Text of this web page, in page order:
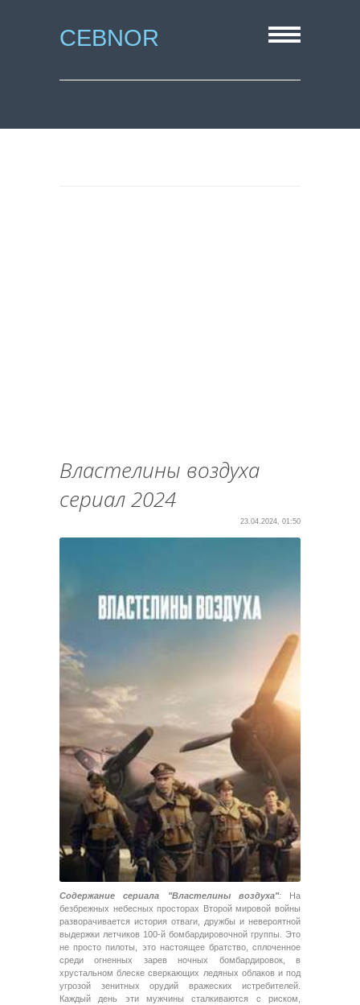
CEBNOR
Властелины воздуха
сериал 2024
23.04.2024, 01:50
Содержание сериала "Властелины воздуха":На
безбрежных небесных просторах Второй мировой войны
разворачивается история отваги, дружбы и невероятной
выдержки летчиков 100-й бомбардировочной группы. Это
не просто пилоты, это настоящее братство, сплоченное
среди огненных зарев ночных бомбардировок, в
хрустальном блеске сверкающих ледяных облаков и под
угрозой зенитных орудий вражеских истребителей.
Каждый день эти мужчины сталкиваются с риском,